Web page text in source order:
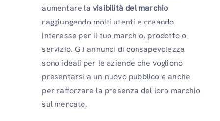
aumentare la visibilità del marchio
raggiungendo molti utenti e creando
interesse per il tuo marchio, prodotto o
servizio. Gli annunci di consapevolezza
sono ideali per le aziende che vogliono
presentarsi a un nuovo pubblico e anche
per rafforzare la presenza del loro marchio
sul mercato.